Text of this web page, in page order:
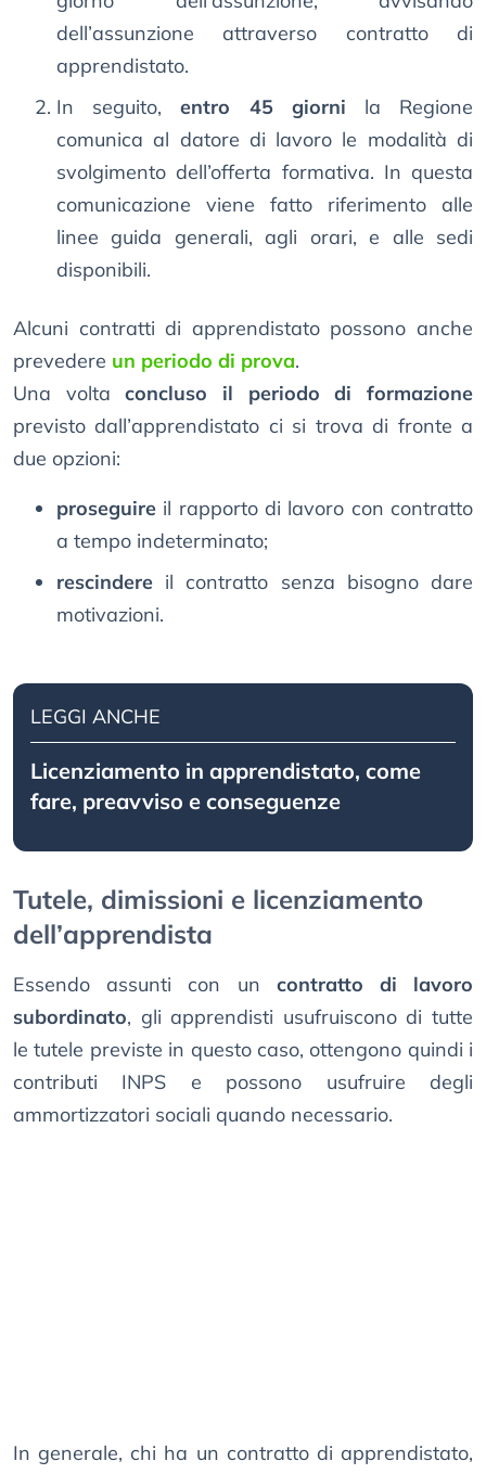
dell’assunzione attraverso contratto di
apprendistato.
In seguito,entro 45 giorni la Regione
comunica al datore di lavoro le modalità di
svolgimento dell’offerta formativa. In questa
comunicazione viene fatto riferimento alle
linee guida generali, agli orari, e alle sedi
disponibili.
Alcuni contratti di apprendistato possono anche
prevedere un periodo di prova.
Una voltaconcluso il periodo di formazione
previsto dall’apprendistato ci si trova di fronte a
due opzioni:
proseguire il rapporto di lavoro con contratto
a tempo indeterminato;
rescindere il contratto senza bisogno dare
motivazioni.
LEGGI ANCHE
Licenziamento in apprendistato, come
fare, preavviso e conseguenze
Tutele, dimissioni e licenziamento
dell’apprendista
Essendo assunti con un contratto di lavoro
subordinato, gli apprendisti usufruiscono di tutte
le tutele previste in questo caso, ottengono quindi i
contributi INPS e possono usufruire degli
ammortizzatori sociali quando necessario.
In generale, chi ha un contratto di apprendistato,